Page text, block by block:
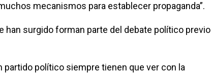
mecanismos para establecer propaganda”.
han surgido forman parte del debate político previo
partido político siempre tienen que ver con la